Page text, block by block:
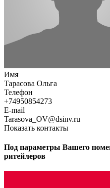
Имя
Тарасова Ольга
Телефон
+74950854273
E-mail
Tarasova_OV@dsinv.ru
Показать контакты
Под параметры Вашего
ритейлеров